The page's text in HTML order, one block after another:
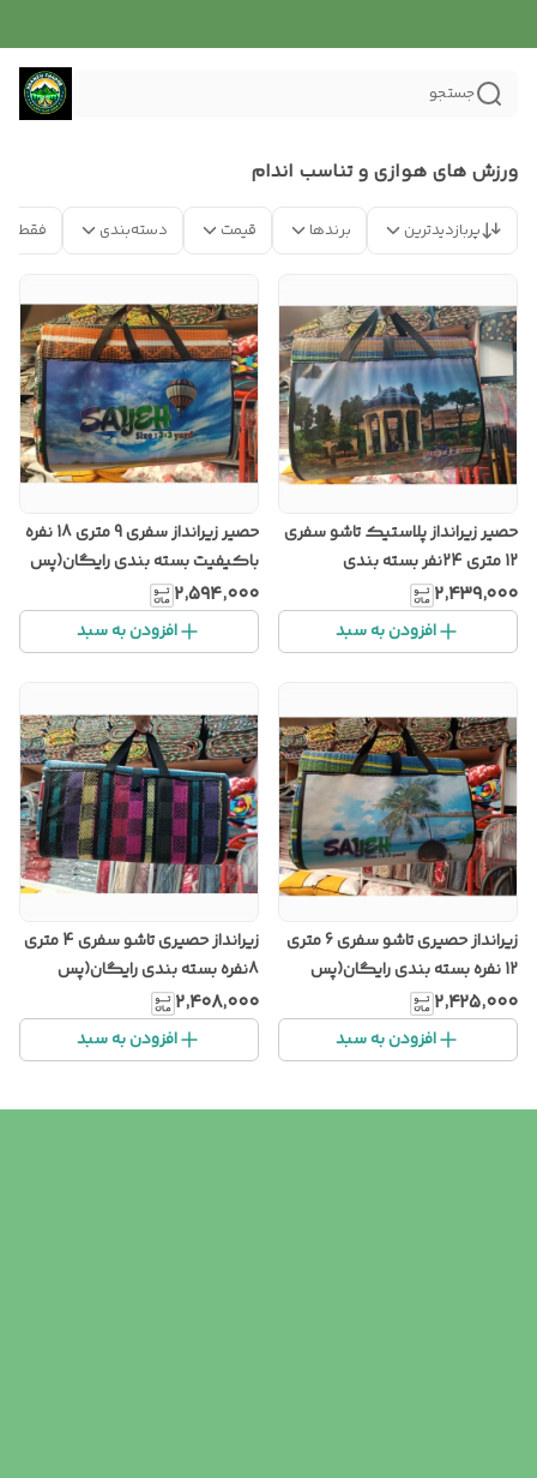
جستجو
ورزش های هوازی و تناسب اندام
پربازدیدترین برندها قیمت دسته‌بندی فقط
حصیر زیرانداز پلاستیک تاشو سفری
12 متری 24نفر بسته بندی
رایگان(پس کرایه)
۲٬۴۳۹٬۰۰۰
افزودن به سبد
حصیر زیرانداز سفری 9 متری 18 نفره
باکیفیت بسته بندی رایگان(پس
کرایه)
۲٬۵۹۴٬۰۰۰
افزودن به سبد
زیرانداز حصیری تاشو سفری 6 متری
12 نفره بسته بندی رایگان(پس
کرایه)
۲٬۴۲۵٬۰۰۰
افزودن به سبد
زیرانداز حصیری تاشو سفری 4 متری
8نفره بسته بندی رایگان(پس
کرایه)
۲٬۴۰۸٬۰۰۰
افزودن به سبد